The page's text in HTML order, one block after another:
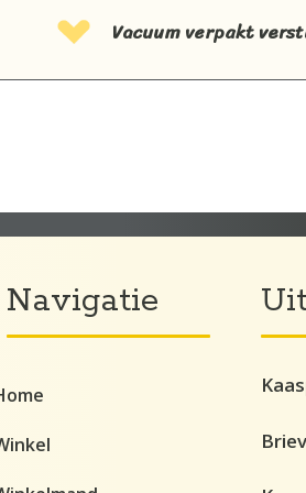
Vacuum verpakt
Navigatie